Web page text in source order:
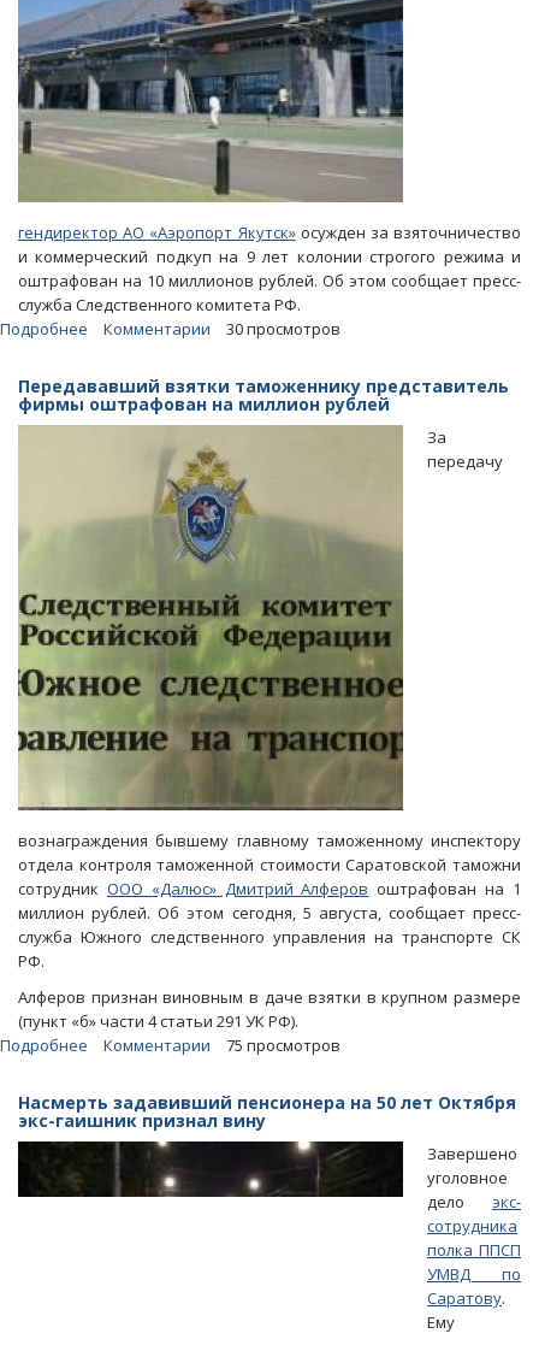
взятки
гендиректор АО «Аэропорт Якутск»осужден за взяточничество
и коммерческий подкуп на 9 лет колонии строгого режима и
оштрафован на 10 миллионов рублей. Об этом сообщает пресс-
служба Следственного комитета РФ.
Подробнее
подношений
на
27
миллионов
гендиректор
аэропорта
9
лет
Комментарии 30 просмотров
Передававший взятки таможеннику представитель
фирмы оштрафован на миллион рублей
За
передачу
вознаграждения бывшему главному таможенному инспектору
отдела контроля таможенной стоимости Саратовской таможни
сотрудник ООО «Далюс» Дмитрий Алферов оштрафован на 1
миллион рублей. Об этом сегодня, 5 августа, сообщает пресс-
служба Южного следственного управления на транспорте СК
РФ.
Алферов признан виновным в даче взятки в крупном размере
(пункт «б» части 4 статьи 291 УК РФ).
Подробнее
таможеннику
представитель
фирмы
оштрафован
Комментарии 75 просмотров
Насмерть задавивший пенсионера на 50 лет Октября
экс-гаишник признал вину
Завершено
уголовное
дело экс-
сотрудника
полка ППСП
УМВД по
Саратову.
Ему